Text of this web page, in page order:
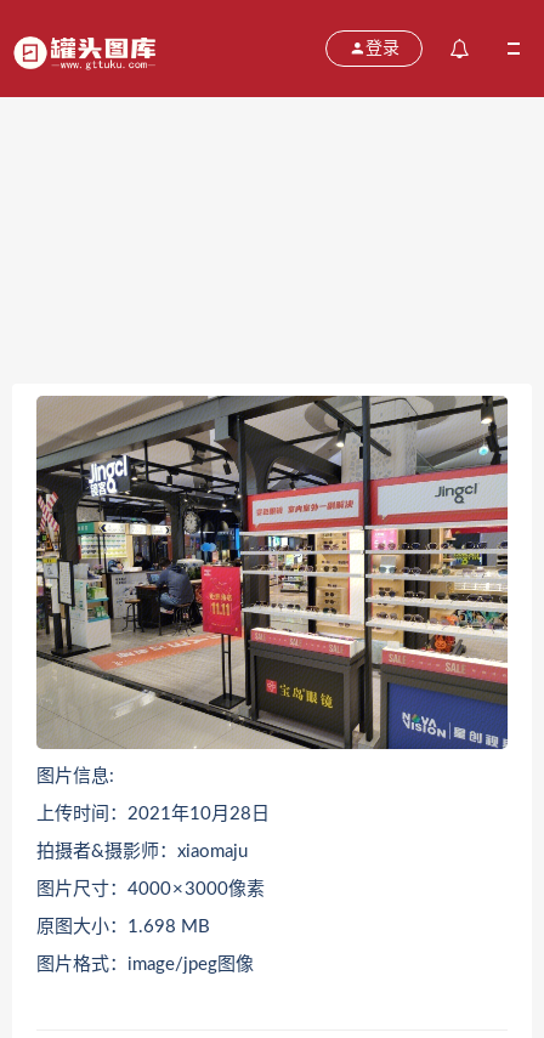
登录
图片信息:
上传时间：2021年10月28日
拍摄者&摄影师：xiaomaju
图片尺寸：4000 × 3000像素
原图大小：1.698 MB
图片格式：image/jpeg图像